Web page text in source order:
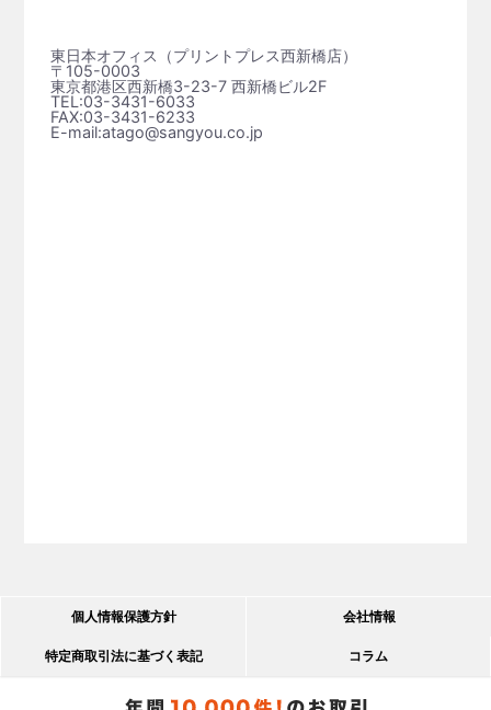
東日本オフィス（プリントプレス⻄新橋店）
〒105-0003
東京都港区西新橋3-23-7 西新橋ビル2F
TEL:03-3431-6033
FAX:03-3431-6233
E-mail:atago@sangyou.co.jp
個人情報保護方針 会社情報
特定商取引法に基づく表記 コラム